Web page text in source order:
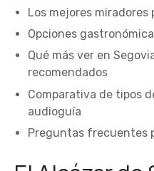
Los mejores
Opciones
Qué más ver en
recomendados
Comparativa de tipos
audioguía
Preguntas frecuentes